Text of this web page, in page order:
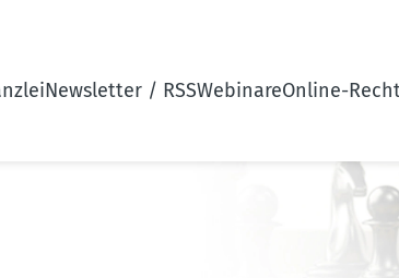
Newsletter / RSSWebinareOnline-